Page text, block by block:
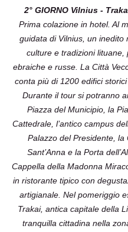
2° GIORNO Vilnius -
Prima colazione in hotel. Al
guidata di Vilnius, un inedito
culture e tradizioni lituane,
ebraiche e russe. La Città
conta più di 1200 edifici storici
Durante il tour si potranno
Piazza del Municipio, la
Cattedrale, l’antico campus
Palazzo del Presidente, la
Sant’Anna e la Porta
Cappella della Madonna
in ristorante tipico con
artigianale. Nel pomeriggio
Trakai, antica capitale della
tranquilla cittadina nella